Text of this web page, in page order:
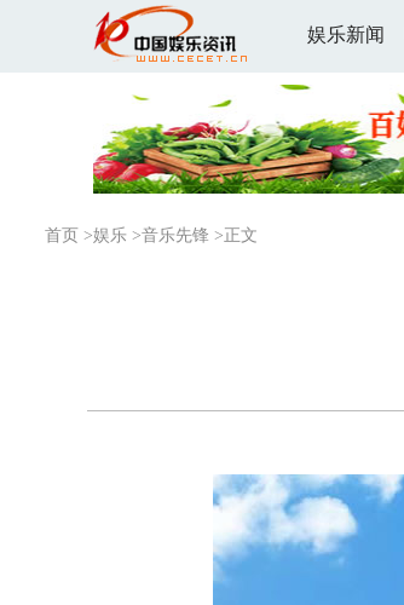
娱乐新闻
首页 >娱乐 >音乐先锋 >正文